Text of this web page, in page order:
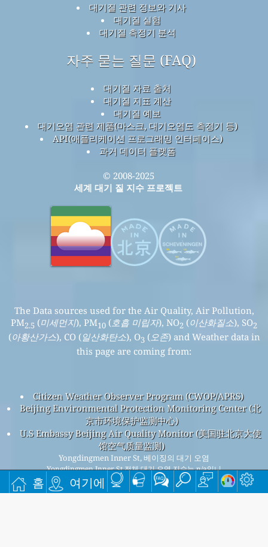
홈 여기에
대기질 관련 정보와 기사
대기질 실험
대기질 측정기 분석
자주 묻는 질문 (FAQ)
대기질 자료 출처
대기질 지표 계산
대기질 예보
대기오염 관련 제품(마스크, 대기오염도 측정기 등)
API(애플리케이션 프로그래밍 인터페이스)
과거 데이터 플랫폼
© 2008-2025
세계 대기 질 지수 프로젝트
The Data sources used for the Air Quality, Air Pollution,
PM2.5 (미세먼지), PM10 ( 호흡 미립자), NO2 (이산화질소), SO2
(아황산가스), CO (일산화탄소), O3 (오존) and Weather data in
this page are coming from:
Citizen Weather Observer Program (CWOP/APRS)
Beijing Environmental Protection Monitoring Center (北
京市环境保护监测中心)
U.S Embassy Beijing Air Quality Monitor (美国驻北京大使
馆空气质量监测)
Yongdingmen Inner St, 베이징의 대기 오염
Yongdingmen Inner St 전체 대기 오염 지수는 n/a입니
다.
Yongdingmen Inner St PM2.5
(미세먼지) AQI n/a입니다 -